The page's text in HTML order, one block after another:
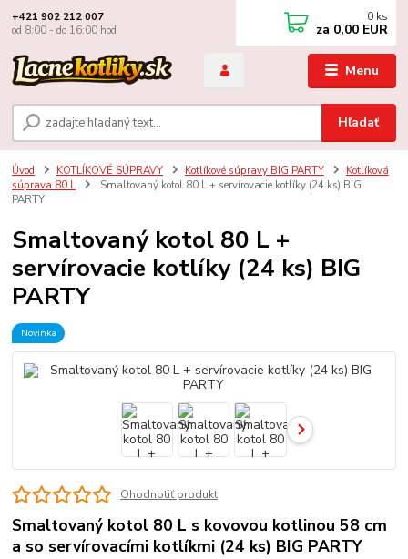
Menu
Hľadať
+421 902 212 007
od 8:00 - do 16:00 hod
0 ks
za 0,00 EUR
Úvod KOTLÍKOVÉ SÚPRAVY Kotlíkové súpravy BIG PARTY
Kotlíková
súprava 80 L
Smaltovaný kotol 80 L + servírovacie kotlíky (24 ks) BIG
PARTY
Smaltovaný kotol 80 L +
servírovacie kotlíky (24 ks) BIG
PARTY
Novinka
Ohodnotiť produkt
Smaltovaný kotol 80 L s kovovou kotlinou 58 cm
a so servírovacími kotlíkmi (24 ks) BIG PARTY